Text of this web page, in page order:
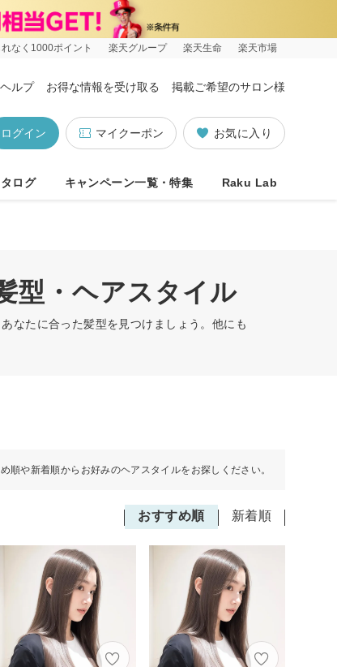
なく1000ポイント 楽天グループ 楽天生命 楽天市場
ヘルプ お得な情報を受け取る 掲載ご希望のサロン様
お気に入り
マイクーポン
ログイン
ログ キャンペーン一覧・特集 Raku Lab
型・ヘアスタイル
なたに合った髪型を見つけましょう。他にも
順や新着順からお好みのヘアスタイルをお探しください。
おすすめ順 新着順